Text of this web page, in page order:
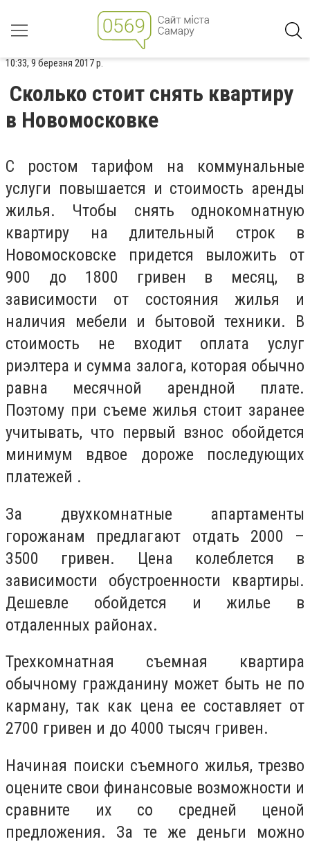
10:33, 9 березня 2017 р.
Сколько стоит снять квартиру
в Новомосковке
С ростом тарифом на коммунальные
услуги повышается и стоимость аренды
жилья. Чтобы снять однокомнатную
квартиру на длительный строк в
Новомосковске придется выложить от
900 до 1800 гривен в месяц, в
зависимости от состояния жилья и
наличия мебели и бытовой техники. В
стоимость не входит оплата услуг
риэлтера и сумма залога, которая обычно
равна месячной арендной плате.
Поэтому при съеме жилья стоит заранее
учитывать, что первый взнос обойдется
минимум вдвое дороже последующих
платежей .
За двухкомнатные апартаменты
горожанам предлагают отдать 2000 –
3500 гривен. Цена колеблется в
зависимости обустроенности квартиры.
Дешевле обойдется и жилье в
отдаленных районах.
Трехкомнатная съемная квартира
обычному гражданину может быть не по
карману, так как цена ее составляет от
2700 гривен и до 4000 тысяч гривен.
Начиная поиски съемного жилья, трезво
оцените свои финансовые возможности и
сравните их со средней ценой
предложения. За те же деньги можно